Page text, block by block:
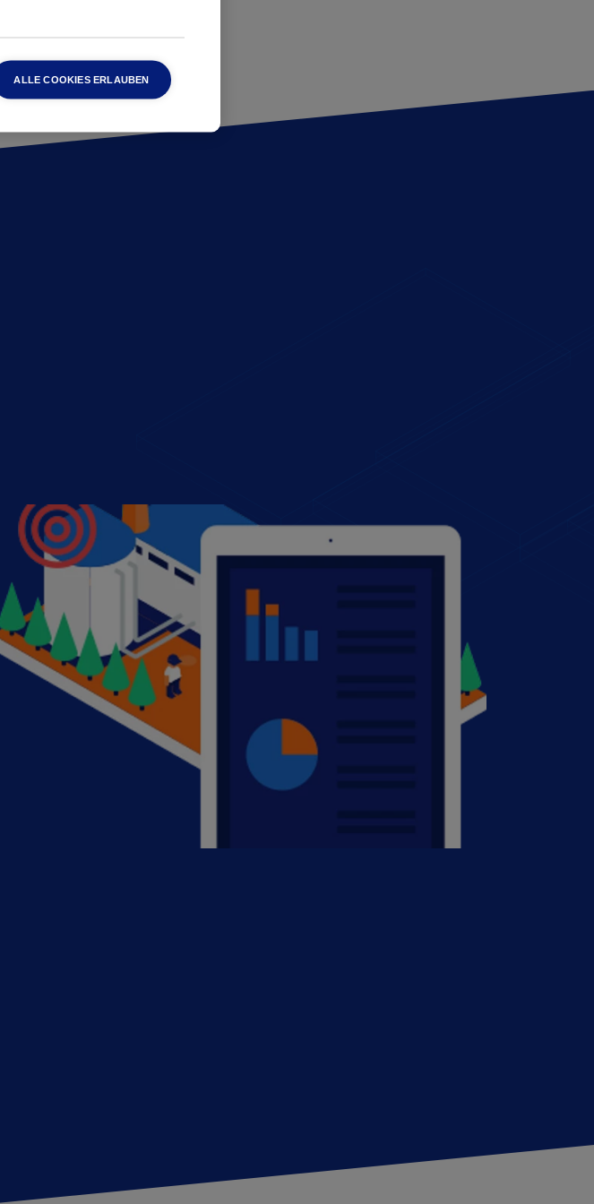
ALLE COOKIES ERLAUBEN